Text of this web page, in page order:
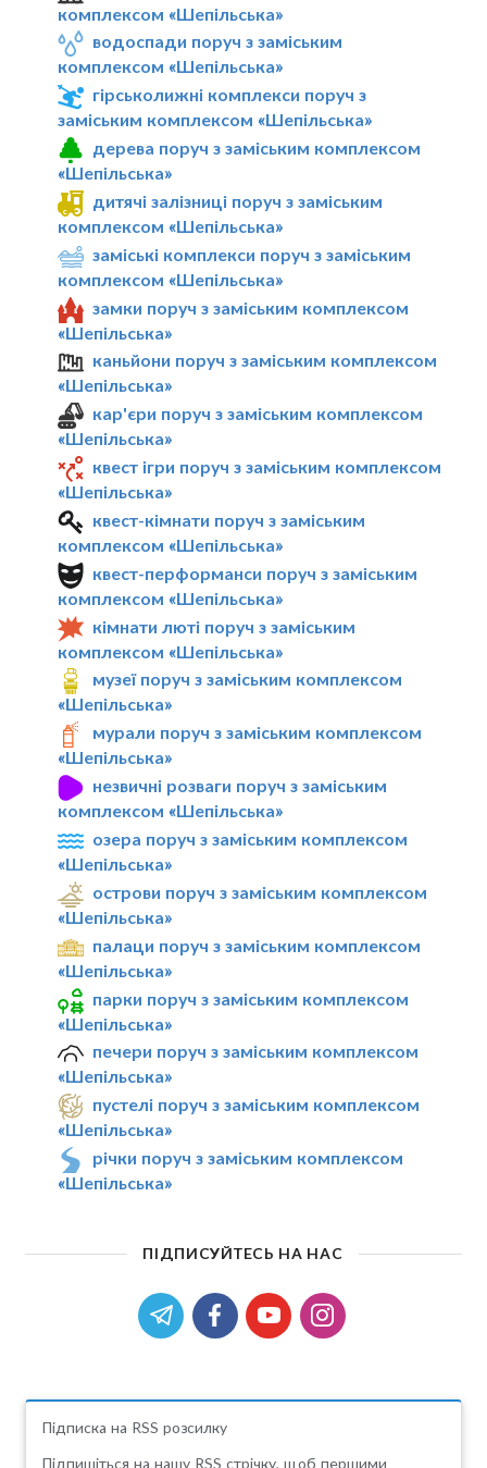
комплексом «Шепільська»
водоспади поруч з заміським
комплексом «Шепільська»
гірськолижні комплекси поруч з
заміським комплексом «Шепільська»
дерева поруч з заміським комплексом
«Шепільська»
дитячі залізниці поруч з заміським
комплексом «Шепільська»
заміські комплекси поруч з заміським
комплексом «Шепільська»
замки поруч з заміським комплексом
«Шепільська»
каньйони поруч з заміським комплексом
«Шепільська»
кар'єри поруч з заміським комплексом
«Шепільська»
квест ігри поруч з заміським комплексом
«Шепільська»
квест-кімнати поруч з заміським
комплексом «Шепільська»
квест-перформанси поруч з заміським
комплексом «Шепільська»
кімнати люті поруч з заміським
комплексом «Шепільська»
музеї поруч з заміським комплексом
«Шепільська»
мурали поруч з заміським комплексом
«Шепільська»
незвичні розваги поруч з заміським
комплексом «Шепільська»
озера поруч з заміським комплексом
«Шепільська»
острови поруч з заміським комплексом
«Шепільська»
палаци поруч з заміським комплексом
«Шепільська»
парки поруч з заміським комплексом
«Шепільська»
печери поруч з заміським комплексом
«Шепільська»
пустелі поруч з заміським комплексом
«Шепільська»
річки поруч з заміським комплексом
«Шепільська»
ПІДПИСУЙТЕСЬ НА НАС
Підписка на RSS розсилку
Підпишіться на нашу RSS стрічку, щоб першими